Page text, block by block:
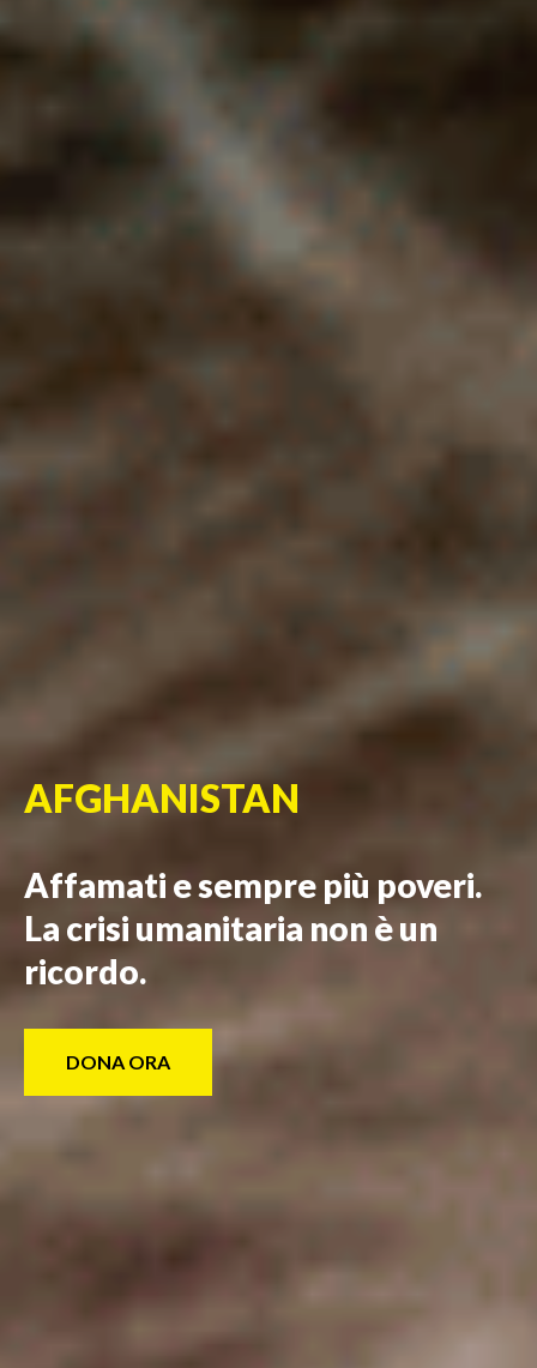
AFGHANISTAN
Affamati e sempre più poveri.
La crisi umanitaria non è un
ricordo.
DONA ORA